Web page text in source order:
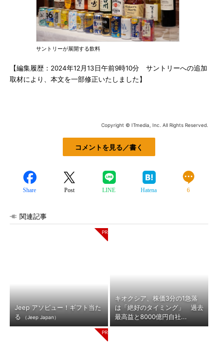
サントリーが展開する飲料
【編集履歴：2024年12月13日午前9時10分 サントリーへの追加
取材により、本文を一部修正いたしました】
Copyright © ITmedia, Inc. All Rights Reserved.
コメントを見る／書く
Share Post LINE Hatena 6
関連記事
Jeep アソビュー！ギフト当た
る
（Jeep Japan）
キオクシア、株価3分の1急落
は「絶好のタイミング」 過去
最高益と8000億円自社...